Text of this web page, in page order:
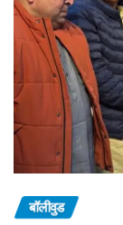
बॉलीवुड